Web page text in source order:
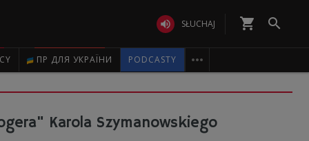
 SŁUCHAJ shopping_cart 
ПР ДЛЯ УКРАЇНИ PODCASTY 
Karola Szymanowskiego